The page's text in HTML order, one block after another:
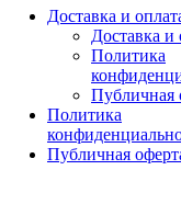
Доставка и
Доставка и
Политика
Публичная
Политика
Публичная